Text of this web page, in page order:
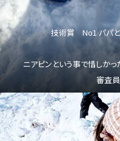
技術賞 No1 パパと
ニアピンという事で惜しかっ
審査